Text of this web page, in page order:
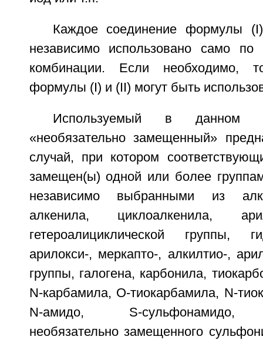
Каждое соединение формулы
независимо использовано само
комбинации. Если необходимо,
формулы (I) и (II) могут быть
Используемый в данном
«необязательно замещенный»
случай, при котором
замещен(ы) одной или более
независимо выбранными из
алкенила, циклоалкенила,
гетероалициклической группы,
арилокси-, меркапто-, алкилтио-,
группы, галогена, карбонила,
N-карбамила, О-тиокарбамила, N-
N-амидо, S-сульфонамидо,
необязательно замещенного